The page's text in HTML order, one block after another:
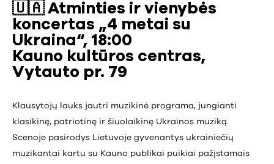
🇺🇦Atminties ir vienybės
koncertas „4 metai su
Ukraina“, 18:00
Kauno kultūros centras,
Vytauto pr. 79
Klausytojų lauks jautri muzikinė programa, jungianti
klasikinę, patriotinę ir šiuolaikinę Ukrainos muziką.
Scenoje pasirodys Lietuvoje gyvenantys ukrainiečių
muzikantai kartu su Kauno publikai puikiai pažįstamais